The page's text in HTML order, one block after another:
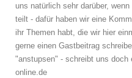
uns natürlich sehr darüber,
teilt - dafür haben wir eine
ihr Themen habt, die wir hier
gerne einen Gastbeitrag
"anstupsen" - schreibt uns doch
online.de